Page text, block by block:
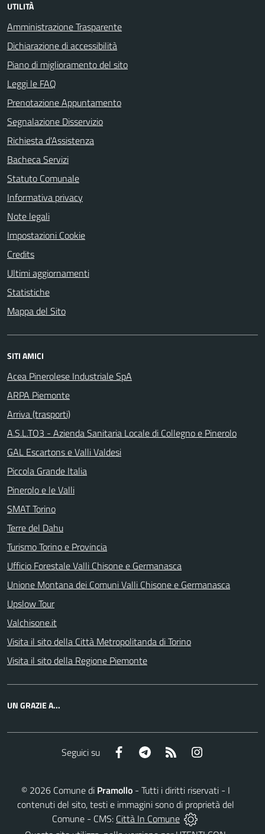
UTILITÀ
Amministrazione Trasparente
Dichiarazione di accessibilità
Piano di miglioramento del sito
Leggi le FAQ
Prenotazione Appuntamento
Segnalazione Disservizio
Richiesta d'Assistenza
Bacheca Servizi
Statuto Comunale
Informativa privacy
Note legali
Impostazioni Cookie
Credits
Ultimi aggiornamenti
Statistiche
Mappa del Sito
SITI AMICI
Acea Pinerolese Industriale SpA
ARPA Piemonte
Arriva (trasporti)
A.S.L.TO3 - Azienda Sanitaria Locale di Collegno e Pinerolo
GAL Escartons e Valli Valdesi
Piccola Grande Italia
Pinerolo e le Valli
SMAT Torino
Terre del Dahu
Turismo Torino e Provincia
Ufficio Forestale Valli Chisone e Germanasca
Unione Montana dei Comuni Valli Chisone e Germanasca
Upslow Tour
Valchisone.it
Visita il sito della Città Metropolitanda di Torino
Visita il sito della Regione Piemonte
UN GRAZIE A...
Seguici su Facebook Telegram RSS
© 2026Comune di Pramollo- Tutti i diritti riservati - I
contenuti del sito, testi e immagini sono di proprietà del
Comune - CMS: Città In Comune